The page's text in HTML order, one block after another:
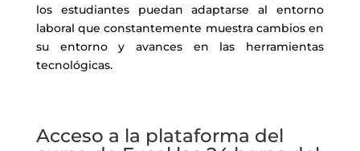
los estudiantes puedan adaptarse al entorno
laboral que constantemente muestra cambios en
su entorno y avances en las herramientas
tecnológicas.
Acceso a la plataforma del